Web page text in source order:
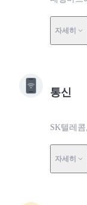
자세히
통신
SK텔레
자세히